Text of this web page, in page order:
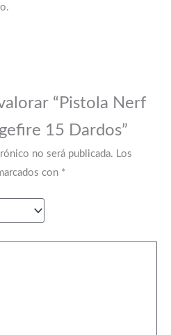
“Pistola Nerf
15 Dardos”
no será publicada. Los
con *